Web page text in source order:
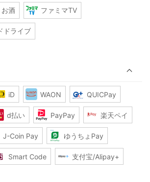
お酒 ファミマTV
ドライブ
iD WAON QUICPay
d払い PayPay 楽天ペイ
J-Coin Pay ゆうちょPay
Smart Code 支付宝/Alipay+